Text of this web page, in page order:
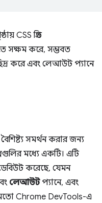
CSS গ্রিড
সক্ষম করে, সম্ভবত
করে এবং লেআউট প্যানে
সমর্থন করার জন্য
মধ্যে একটি। এটি
করেছে, যেমন
লেআউটপ্যানে, এবং
মতো Chrome DevTools-এ